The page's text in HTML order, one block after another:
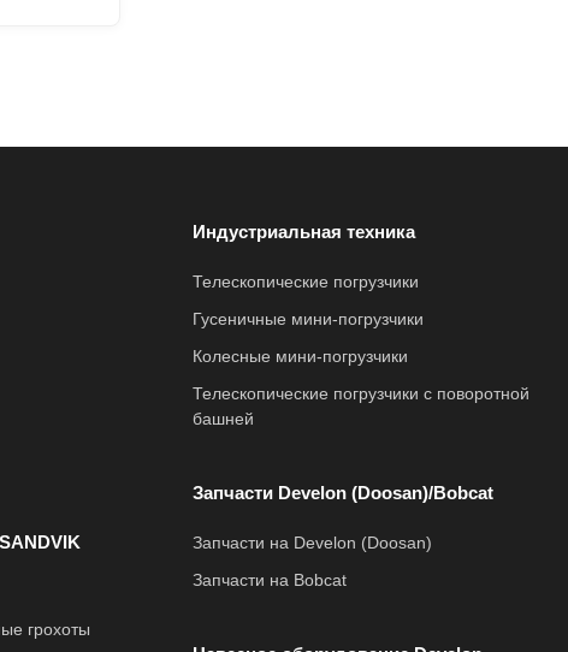
грохоты
Индустриальная техника
Телескопические погрузчики
Гусеничные мини-погрузчики
Колесные мини-погрузчики
Телескопические погрузчики с поворотной
башней
Запчасти Develon (Doosan)/Bobcat
Запчасти на Develon (Doosan)
Запчасти на Bobcat